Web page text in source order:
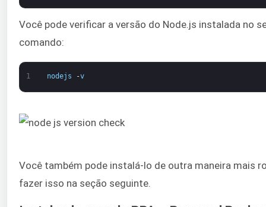
Você pode verificar a versão do Node.js instalada no
comando:
1 nodejs -v
Você também pode instalá-lo de outra maneira mais
fazer isso na seção seguinte.